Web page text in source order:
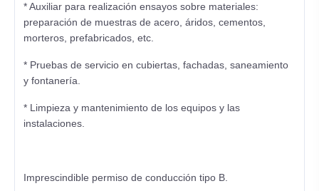
* Auxiliar para realización ensayos sobre materiales:
preparación de muestras de acero, áridos, cementos,
morteros, prefabricados, etc.
* Pruebas de servicio en cubiertas, fachadas, saneamiento
y fontanería.
* Limpieza y mantenimiento de los equipos y las
instalaciones.
Imprescindible permiso de conducción tipo B.